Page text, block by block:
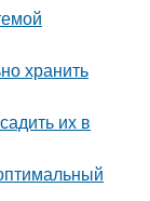
хранить
их в